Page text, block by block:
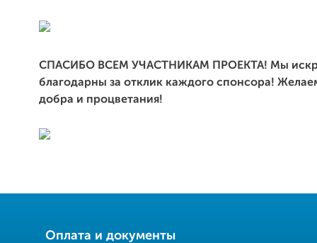
СПАСИБО ВСЕМ УЧАСТНИКАМ ПРОЕКТА! Мы
благодарны за отклик каждого спонсора!
добра и процветания!
Оплата и документы